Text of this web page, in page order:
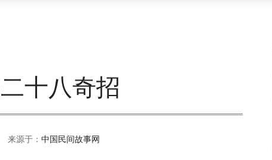
十八奇招
源于： 中国民间故事网